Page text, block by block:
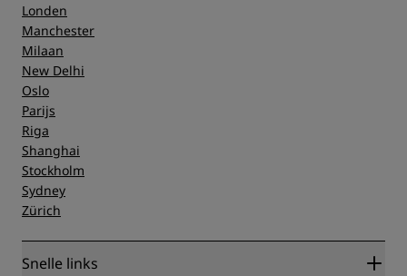
Londen
Manchester
Milaan
New Delhi
Oslo
Parijs
Riga
Shanghai
Stockholm
Sydney
Zürich
Snelle links